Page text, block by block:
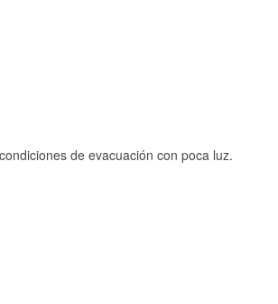
de evacuación con poca luz.